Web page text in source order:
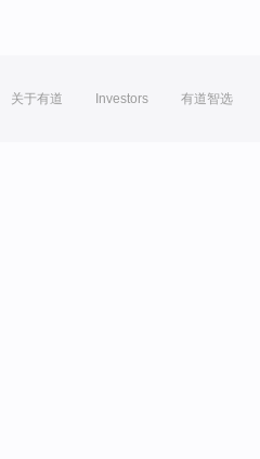
关于有道 Investors 有道智选